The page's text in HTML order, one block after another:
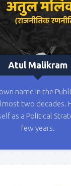
Atul Malikram
name in the
two decades.
as a Political
few years.